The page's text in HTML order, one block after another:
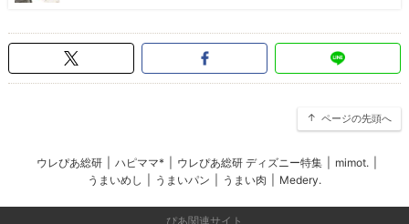
ページの先頭へ
ウレぴあ総研 ハピママ* ウレぴあ総研 ディズニー特集 mimot.
うまいめし
うまいパン うまい肉 Medery.
ぴあ関連サイト